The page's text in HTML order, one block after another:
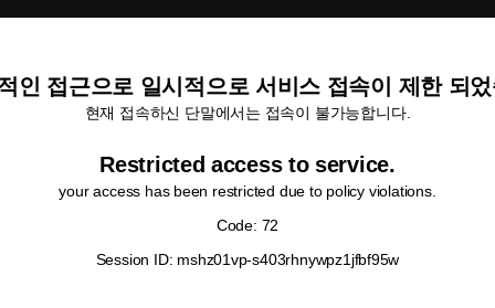
인 접근으로 일시적으로 서비스 접속이 제한 되
현재 접속하신 단말에서는 접속이 불가능합니다.
Restricted access to service.
your access has been restricted due to policy violations.
Code: 72
Session ID: mshz01vp-s403rhnywpz1jfbf95w